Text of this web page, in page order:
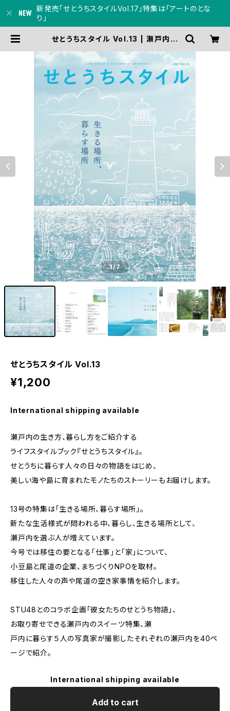
新発売「せとうちスタイルVol.17」特集は「アートのとな
り」
せとうちスタイル Vol.13 | 瀬戸内人
1/7
せとうちスタイル Vol.13
¥1,200
International shipping available
瀬戸内の生き方、暮らし方をご紹介する
ライフスタイルブック『せとうちスタイル』。
せとうちに暮らす人々の日々の物語をはじめ、
美しい海や島に育まれたモノたちのストーリーもお届けします。
13号の特集は「生きる場所、暮らす場所」。
新たな生活様式が問われる中、暮らし、生きる場所として、
瀬戸内を選ぶ人が増えています。
今号では移住の要となる「仕事」と「家」について、
小豆島と尾道の企業、まちづくりNPOを取材。
移住した人々の声や尾道の空き家事情を紹介します。
STU48とのコラボ企画「彼女たちのせとうち物語」、
お取り寄せできる瀬戸内のスイーツ特集、瀬
戸内に暮らす５人の写真家が撮影したそれぞれの瀬戸内を40ペ
ージで紹介。
International shipping available
Add to cart